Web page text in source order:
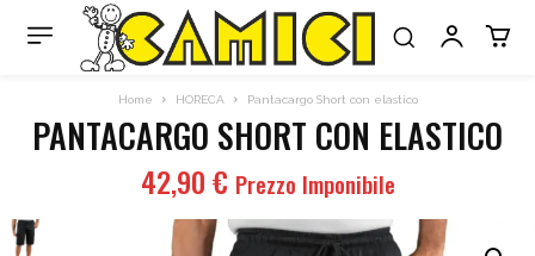
Home HORECA Pantacargo Short con elastico
PANTACARGO SHORT CON ELASTICO
42,90€ Prezzo Imponibile